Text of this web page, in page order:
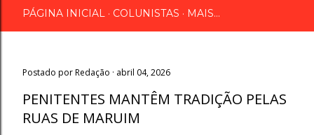
PÁGINA INICIAL COLUNISTAS MAIS…
Postado porRedação abril 04, 2026
PENITENTES MANTÊM TRADIÇÃO PELAS
RUAS DE MARUIM